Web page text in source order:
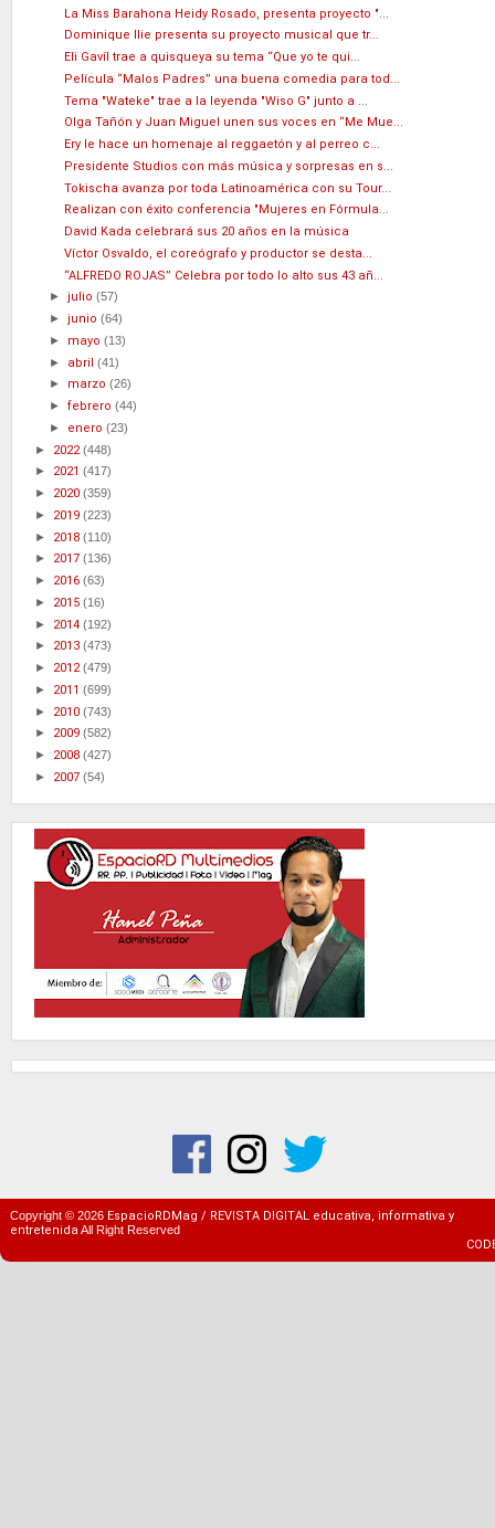
La Miss Barahona Heidy Rosado, presenta proyecto "...
Dominique Ilie presenta su proyecto musical que tr...
Eli Gavíl trae a quisqueya su tema “Que yo te qui...
Película “Malos Padres” una buena comedia para tod...
Tema "Wateke" trae a la leyenda "Wiso G" junto a ...
Olga Tañón y Juan Miguel unen sus voces en “Me Mue...
Ery le hace un homenaje al reggaetón y al perreo c...
Presidente Studios con más música y sorpresas en s...
Tokischa avanza por toda Latinoamérica con su Tour...
Realizan con éxito conferencia "Mujeres en Fórmula...
David Kada celebrará sus 20 años en la música
Víctor Osvaldo, el coreógrafo y productor se desta...
“ALFREDO ROJAS” Celebra por todo lo alto sus 43 añ...
►julio(57)
►junio(64)
► mayo(13)
► abril(41)
► marzo(26)
►febrero(44)
► enero(23)
► 2022 (448)
► 2021 (417)
► 2020 (359)
► 2019 (223)
► 2018 (110)
► 2017 (136)
► 2016 (63)
► 2015 (16)
► 2014 (192)
► 2013 (473)
► 2012(479)
► 2011 (699)
► 2010 (743)
► 2009 (582)
► 2008 (427)
► 2007 (54)
Copyright © 2026 EspacioRDMag / REVISTA DIGITAL educativa, informativa y
entretenidaAll Right Reserved